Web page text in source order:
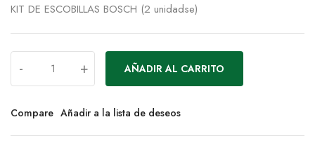
KIT DE ESCOBILLAS BOSCH (2 unidadse)
- + AÑADIR AL CARRITO
Compare Añadir a la lista de deseos